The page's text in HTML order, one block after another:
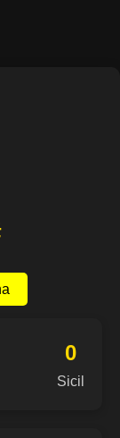
0
Sicil